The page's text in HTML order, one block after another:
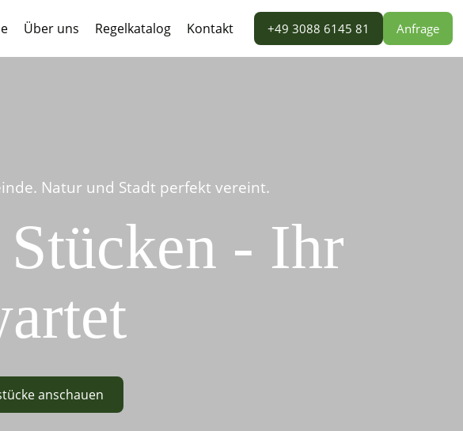
Über uns Regelkatalog Kontakt +49 3088 6145 81 Anfrage
Natur und Stadt perfekt vereint.
- Ihr
anschauen